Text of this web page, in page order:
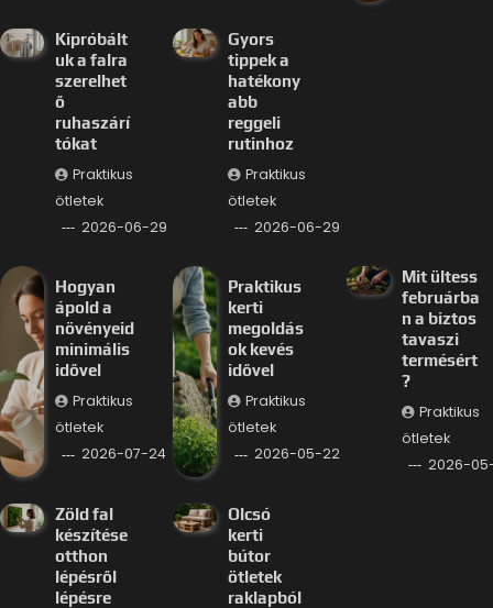
Kipróbált
uk a falra
szerelhet
ő
ruhaszárí
tókat
Praktikus
ötletek
2026-06-29
Gyors
tippek a
hatékony
abb
reggeli
rutinhoz
Praktikus
ötletek
2026-06-29
Hogyan
ápold a
növényeid
minimális
idővel
Praktikus
ötletek
2026-07-24
Praktikus
kerti
megoldás
ok kevés
idővel
Praktikus
ötletek
2026-05-22
Mit ültess
februárba
n a biztos
tavaszi
termésért
?
Praktikus
ötletek
2026-
Zöld fal
készítése
otthon
lépésről
lépésre
Olcsó
kerti
bútor
ötletek
raklapból